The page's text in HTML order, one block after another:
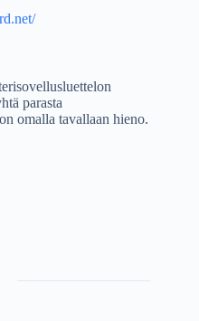
parasta
omalla tavallaan hieno.